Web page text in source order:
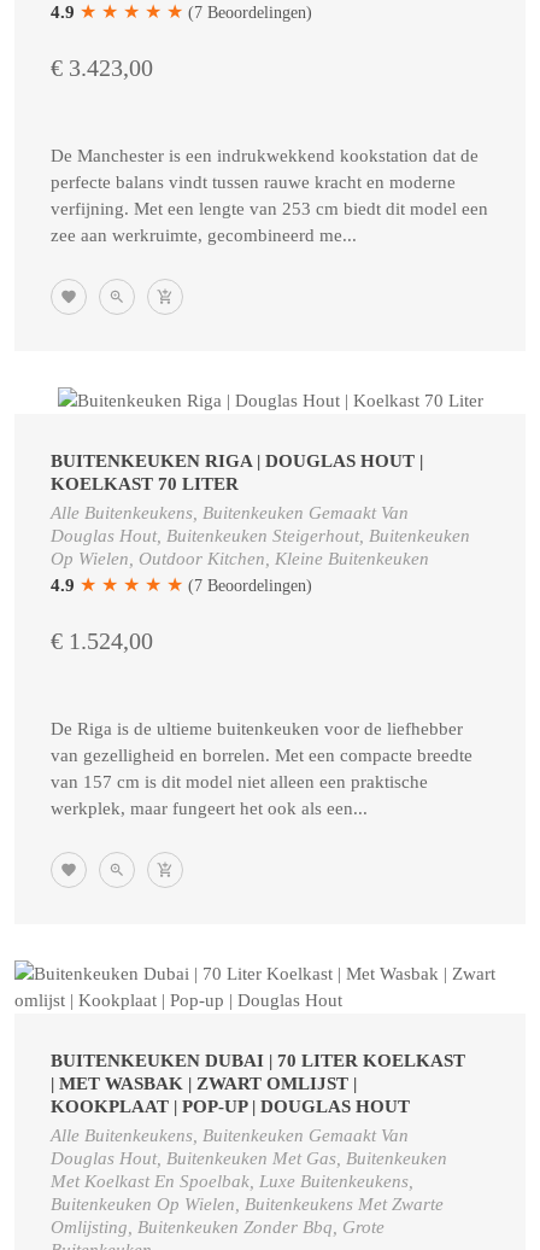
4.9 ★ ★ ★ ★ ★ (7 Beoordelingen)
€ 3.423,00
De Manchester is een indrukwekkend kookstation dat de
perfecte balans vindt tussen rauwe kracht en moderne
verfijning. Met een lengte van 253 cm biedt dit model een
zee aan werkruimte, gecombineerd me...
BUITENKEUKEN RIGA | DOUGLAS HOUT |
KOELKAST 70 LITER
Alle Buitenkeukens, Buitenkeuken Gemaakt Van
Douglas Hout, Buitenkeuken Steigerhout, Buitenkeuken
Op Wielen, Outdoor Kitchen, Kleine Buitenkeuken
4.9 ★ ★ ★ ★ ★ (7 Beoordelingen)
€ 1.524,00
De Riga is de ultieme buitenkeuken voor de liefhebber
van gezelligheid en borrelen. Met een compacte breedte
van 157 cm is dit model niet alleen een praktische
werkplek, maar fungeert het ook als een...
BUITENKEUKEN DUBAI | 70 LITER KOELKAST
| MET WASBAK | ZWART OMLIJST |
KOOKPLAAT | POP-UP | DOUGLAS HOUT
Alle Buitenkeukens, Buitenkeuken Gemaakt Van
Douglas Hout, Buitenkeuken Met Gas, Buitenkeuken
Met Koelkast En Spoelbak, Luxe Buitenkeukens,
Buitenkeuken Op Wielen, Buitenkeukens Met Zwarte
Omlijsting, Buitenkeuken Zonder Bbq, Grote